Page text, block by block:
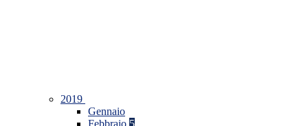
2019
Gennaio
Febbraio 5